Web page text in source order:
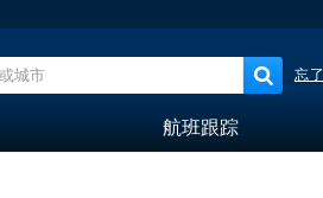
忘
航班跟踪